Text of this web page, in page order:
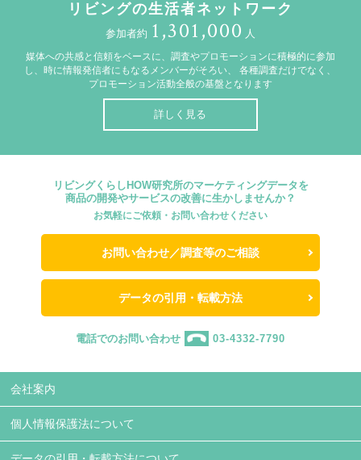
リビングの生活者ネットワーク
参加者約 1,301,000 人
媒体への共感と信頼をベースに、調査やプロモーションに積極的に参加
し、時に情報発信者にもなるメンバーがそろい、
各種調査だけでなく、
プロモーション活動全般の基盤となります
詳しく見る
リビングくらしHOW研究所のマーケティングデータを
商品の開発やサービスの改善に生かしませんか？
お気軽にご依頼・お問い合わせください
お問い合わせ／調査等のご相談
データの引用・転載方法
電話でのお問い合わせ 03-4332-7790
会社案内
個人情報保護法について